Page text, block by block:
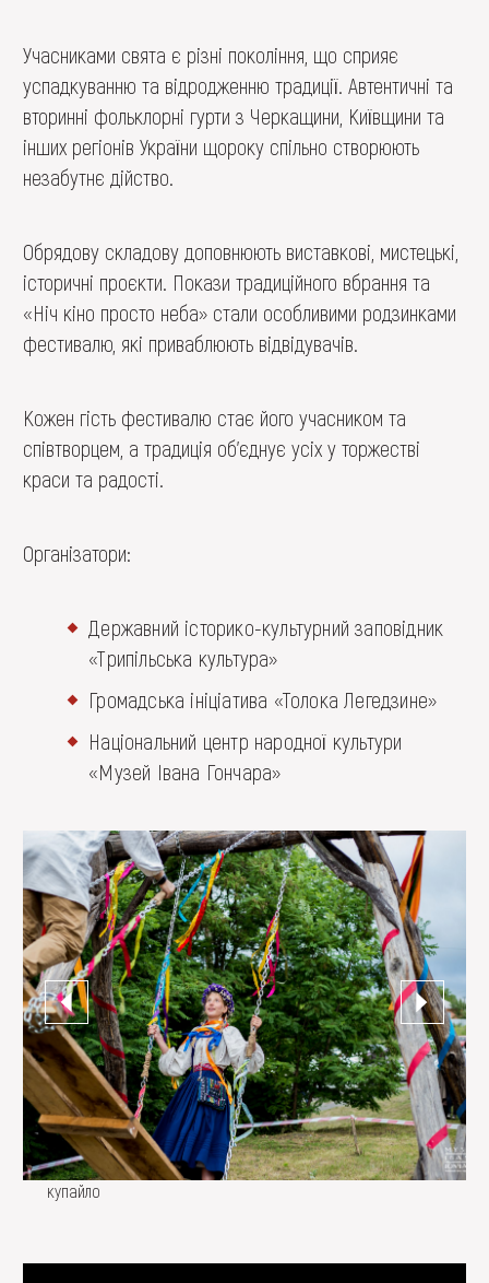
Учасниками свята є різні покоління, що сприяє
успадкуванню та відродженню традиції. Автентичні та
вторинні фольклорні гурти з Черкащини, Київщини та
інших регіонів України щороку спільно створюють
незабутнє дійство.
Обрядову складову доповнюють виставкові, мистецькі,
історичні проєкти. Покази традиційного вбрання та
«Ніч кіно просто неба» стали особливими родзинками
фестивалю, які приваблюють відвідувачів.
Кожен гість фестивалю стає його учасником та
співтворцем, а традиція об’єднує усіх у торжестві
краси та радості.
Організатори:
Державний історико-культурний заповідник
«Трипільська культура»
Громадська ініціатива «Толока Легедзине»
Національний центр народної культури
«Музей Івана Гончара»
купайло